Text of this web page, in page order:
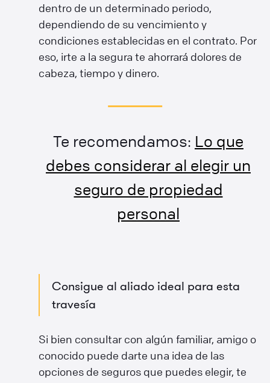
dentro de un determinado periodo,
dependiendo de su vencimiento y
condiciones establecidas en el contrato. Por
eso, irte a la segura te ahorrará dolores de
cabeza, tiempo y dinero.
Te recomendamos: Lo que
debes considerar al elegir un
seguro de propiedad
personal
Consigue al aliado ideal para esta
travesía
Si bien consultar con algún familiar, amigo o
conocido puede darte una idea de las
opciones de seguros que puedes elegir, te